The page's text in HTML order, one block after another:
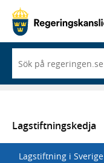
du
börjar
skriva
en
lista
med
sökförslag
Lagstiftningskedja
Lagstiftning i Sverige